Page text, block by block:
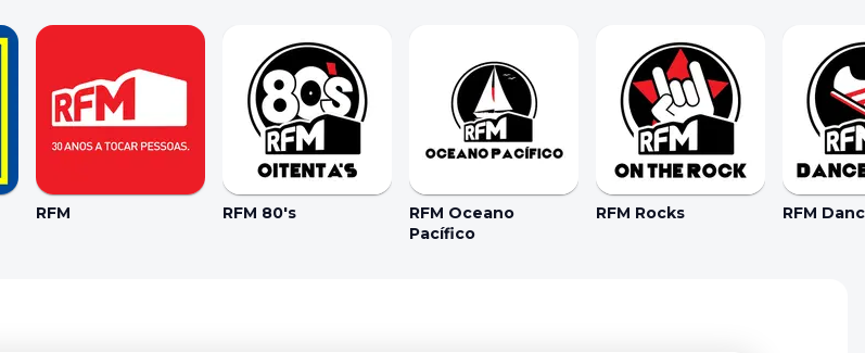
RFM RFM 80's
RFM Oceano
Pacífico
RFM Rocks RFM